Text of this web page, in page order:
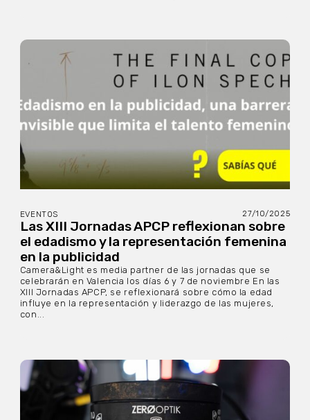
EVENTOS 27/10/2025
Las XIII Jornadas APCP reflexionan sobre
el edadismo y la representación femenina
en la publicidad
Camera&Light es media partner de las jornadas que se
celebrarán en Valencia los días 6 y 7 de noviembre En las
XIII Jornadas APCP, se reflexionará sobre cómo la edad
influye en la representación y liderazgo de las mujeres,
con...